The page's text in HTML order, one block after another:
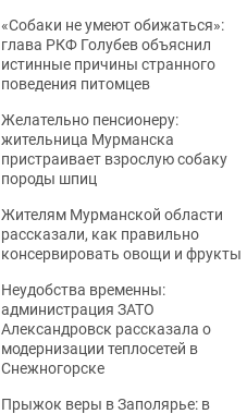
«Собаки не умеют обижаться»:
глава РКФ Голубев объяснил
истинные причины странного
поведения питомцев
Желательно пенсионеру:
жительница Мурманска
пристраивает взрослую собаку
породы шпиц
Жителям Мурманской области
рассказали, как правильно
консервировать овощи и фрукты
Неудобства временны:
администрация ЗАТО
Александровск рассказала о
модернизации теплосетей в
Снежногорске
Прыжок веры в Заполярье: в